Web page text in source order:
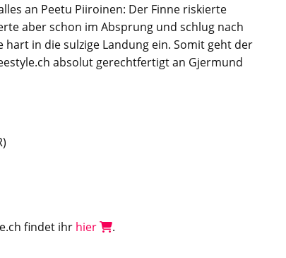
an Peetu Piiroinen: Der Finne riskierte
aber schon im Absprung und schlug nach
in die sulzige Landung ein. Somit geht der
absolut gerechtfertigt an Gjermund
findet ihr hier .